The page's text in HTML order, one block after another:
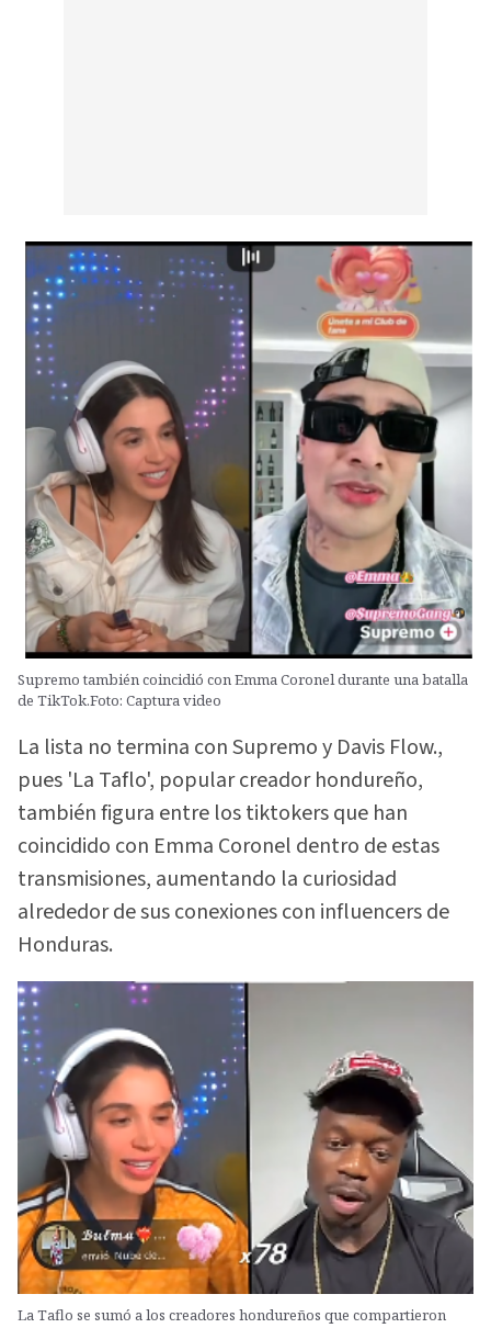
Supremo también coincidió con Emma Coronel durante una batalla
de TikTok.Foto: Captura video
La lista no termina con Supremo y Davis Flow.,
pues 'La Taflo', popular creador hondureño,
también figura entre los tiktokers que han
coincidido con Emma Coronel dentro de estas
transmisiones, aumentando la curiosidad
alrededor de sus conexiones con influencers de
Honduras.
La Taflo se sumó a los creadores hondureños que compartieron